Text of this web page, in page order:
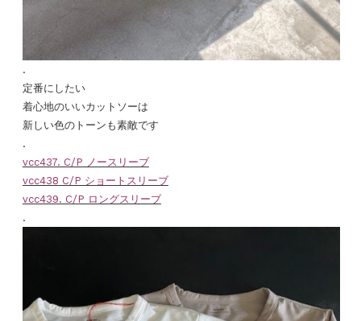
.
定番にしたい
着心地のいいカットソーは
新しい色のトーンも素敵です
.
vcc437. C/P ノースリーブ
vcc438 C/P ショートスリーブ
vcc439. C/P ロングスリーブ
.